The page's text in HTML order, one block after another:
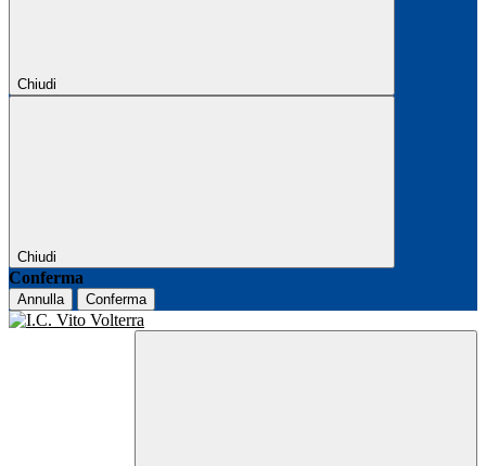
Chiudi
Chiudi
Conferma
Annulla Conferma